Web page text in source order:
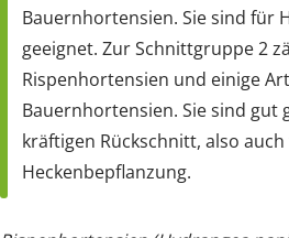
Bauernhortensien. Sie sind für
geeignet. Zur Schnittgruppe 2
Rispenhortensien und einige
Bauernhortensien. Sie sind gut
kräftigen Rückschnitt, also
Heckenbepflanzung.